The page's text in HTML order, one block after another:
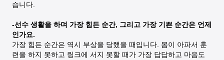
습니다.
-선수 생활을 하며 가장 힘든 순간, 그리고 가장 기쁜 순간은 언제
인가요.
가장 힘든 순간은 역시 부상을 당했을 때입니다. 몸이 아파서 훈
련을 하지 못하고 링크에 서지 못할 때가 가장 답답하고 마음도